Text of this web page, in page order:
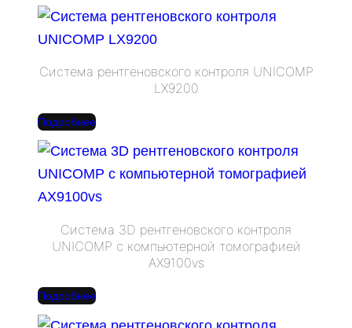
Система рентгеновского контроля UNICOMP
LX9200
Подробнее
Cистема 3D рентгеновского контроля
UNICOMP с компьютерной томографией
AX9100vs
Подробнее